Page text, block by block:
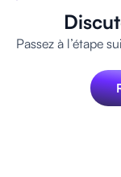
Passez à l’étape